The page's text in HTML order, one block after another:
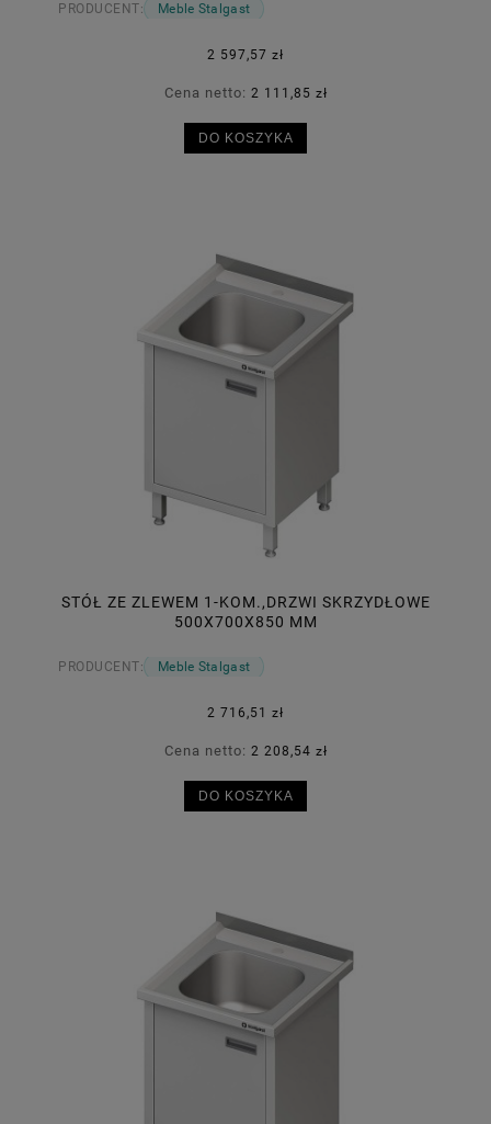
PRODUCENT: Meble Stalgast
2 597,57 zł
Cena netto: 2 111,85 zł
DO KOSZYKA
STÓŁ ZE ZLEWEM 1-KOM.,DRZWI SKRZYDŁOWE
500X700X850 MM
PRODUCENT: Meble Stalgast
2 716,51 zł
Cena netto: 2 208,54 zł
DO KOSZYKA